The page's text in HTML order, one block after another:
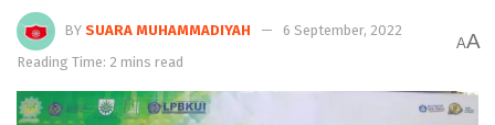
BY SUARA MUHAMMADIYAH
6 September, 2022
Reading Time: 2 mins read
AA